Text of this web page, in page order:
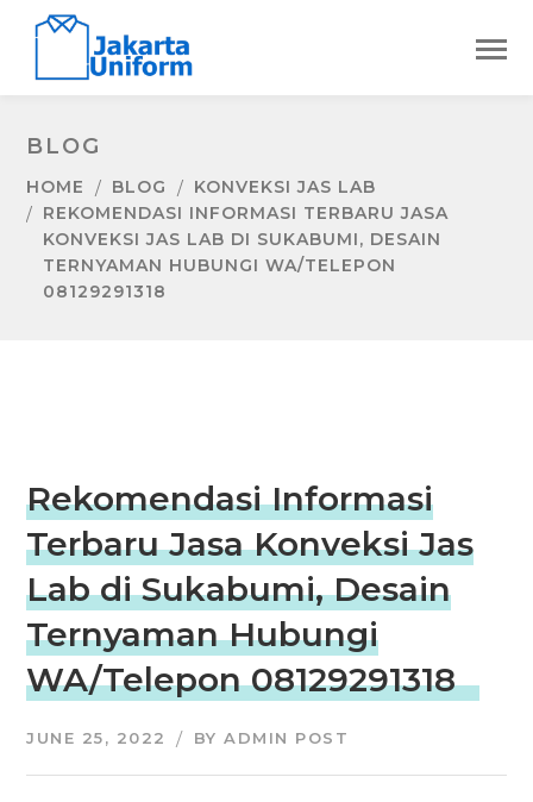
BLOG
HOME BLOG
KONVEKSI JAS LAB
REKOMENDASI INFORMASI TERBARU JASA
KONVEKSI JAS LAB DI SUKABUMI, DESAIN
TERNYAMAN HUBUNGI WA/TELEPON
08129291318
Rekomendasi Informasi
Terbaru Jasa Konveksi Jas
Lab di Sukabumi, Desain
Ternyaman Hubungi
WA/Telepon 08129291318
JUNE 25, 2022 BYADMIN POST